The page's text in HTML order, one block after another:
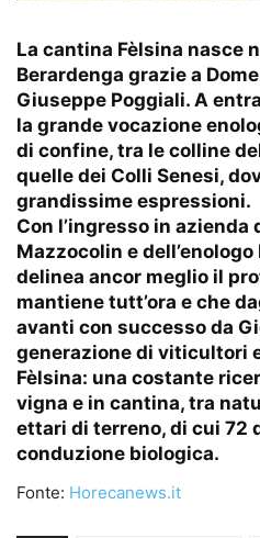
La cantina Fèlsina nasce
Berardenga grazie a
Giuseppe Poggiali. A
la grande vocazione
di confine, tra le colline
quelle dei Colli Senesi,
grandissime espressioni.
Con l’ingresso in azienda
Mazzocolin e
delinea ancor meglio il
mantiene tutt’ora e che
avanti con successo da
generazione di viticultori
Fèlsina: una costante
vigna e in cantina, tra
ettari di terreno, di cui 72
conduzione biologica.
Fonte: Horecanews.it